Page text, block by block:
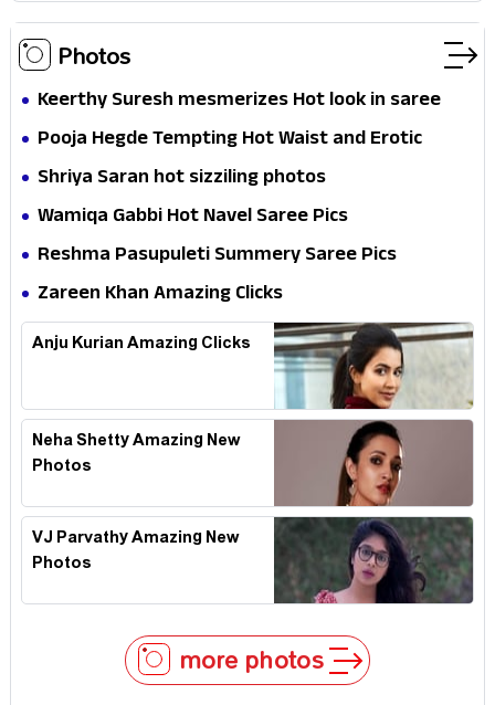
Photos
Keerthy Suresh mesmerizes Hot look in saree
Pooja Hegde Tempting Hot Waist and Erotic
Expression in Black Saree
Shriya Saran hot sizziling photos
Wamiqa Gabbi Hot Navel Saree Pics
Reshma Pasupuleti Summery Saree Pics
Zareen Khan Amazing Clicks
Anju Kurian Amazing Clicks
Neha Shetty Amazing New
Photos
VJ Parvathy Amazing New
Photos
more photos